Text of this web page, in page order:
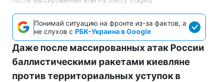
Понимай ситуацию на фронте из-за фактов, а
не слухов с РБК-Украина в Google
Даже после массированных атак России
баллистическими ракетами киевляне
против территориальных уступок в